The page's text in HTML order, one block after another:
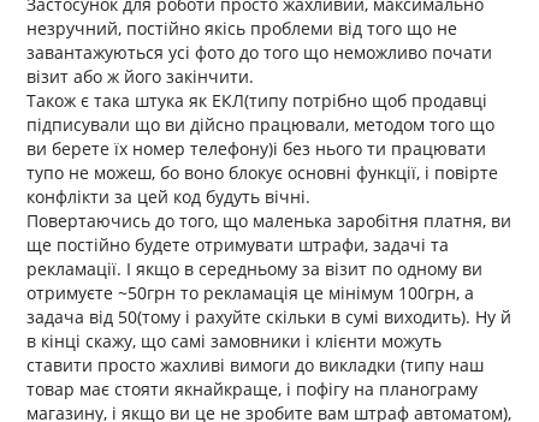
Застосунок для роботи просто жахливий, максимально
незручний, постійно якісь проблеми від того що не
завантажуються усі фото до того що неможливо почати
візит або ж його закінчити.
Також є така штука як ЕКЛ(типу потрібно щоб продавці
підписували що ви дійсно працювали, методом того що
ви берете їх номер телефону)і без нього ти працювати
тупо не можеш, бо воно блокує основні функції, і повірте
конфлікти за цей код будуть вічні.
Повертаючись до того, що маленька заробітня платня, ви
ще постійно будете отримувати штрафи, задачі та
рекламації. І якщо в середньому за візит по одному ви
отримуєте ~50грн то рекламація це мінімум 100грн, а
задача від 50(тому і рахуйте скільки в сумі виходить). Ну й
в кінці скажу, що самі замовники і клієнти можуть
ставити просто жахливі вимоги до викладки (типу наш
товар має стояти якнайкраще, і пофігу на планограму
магазину, і якщо ви це не зробите вам штраф автоматом),